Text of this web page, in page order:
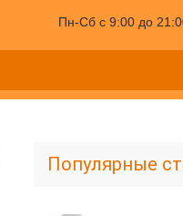
Пн-Сб с 9:00 до
Популярные